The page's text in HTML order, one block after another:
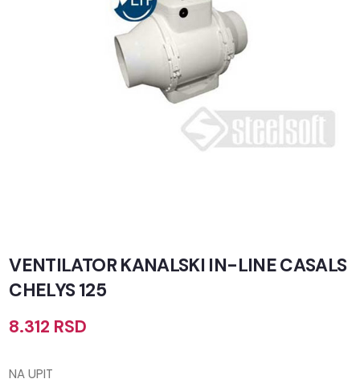
VENTILATOR KANALSKI IN-LINE CASALS
CHELYS 125
8.312 RSD
NA UPIT